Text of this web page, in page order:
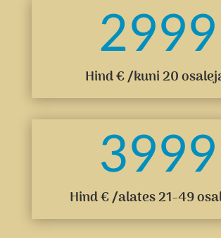
2999
Hind € /kuni 20
3999
Hind € /alates 21-49